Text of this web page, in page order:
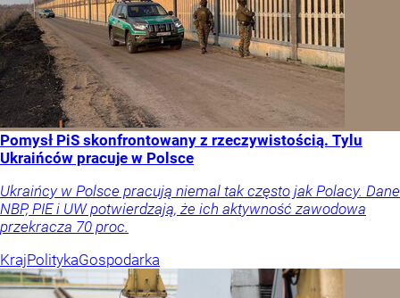
Pomysł PiS skonfrontowany z rzeczywistością. Tylu
Ukraińców pracuje w Polsce
Ukraińcy w Polsce pracują niemal tak często jak Polacy. Dane
NBP, PIE i UW potwierdzają, że ich aktywność zawodowa
przekracza 70 proc.
KrajPolitykaGospodarka